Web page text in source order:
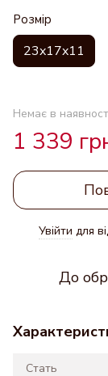
Розмір
23x17x11
Немає в
1 339
Увійти для
До
Стать